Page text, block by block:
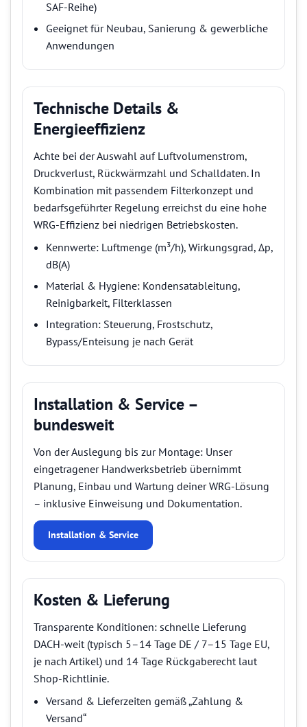
SAF-Reihe)
Geeignet für Neubau, Sanierung & gewerbliche
Anwendungen
Technische Details &
Energieeffizienz
Achte bei der Auswahl auf Luftvolumenstrom,
Druckverlust, Rückwärmzahl und Schalldaten. In
Kombination mit passendem Filterkonzept und
bedarfsgeführter Regelung erreichst du eine hohe
WRG-Effizienz bei niedrigen Betriebskosten.
Kennwerte: Luftmenge (m³/h), Wirkungsgrad, Δp,
dB(A)
Material & Hygiene: Kondensatableitung,
Reinigbarkeit, Filterklassen
Integration: Steuerung, Frostschutz,
Bypass/Enteisung je nach Gerät
Installation & Service –
bundesweit
Von der Auslegung bis zur Montage: Unser
eingetragener Handwerksbetrieb übernimmt
Planung, Einbau und Wartung deiner WRG-Lösung
– inklusive Einweisung und Dokumentation.
Installation & Service
Kosten & Lieferung
Transparente Konditionen: schnelle Lieferung
DACH-weit (typisch 5–14 Tage DE / 7–15 Tage EU,
je nach Artikel) und 14 Tage Rückgaberecht laut
Shop-Richtlinie.
Versand & Lieferzeiten gemäß „Zahlung &
Versand“